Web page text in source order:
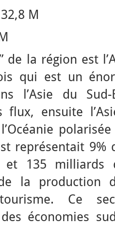
M
de la région est
qui est un
l’Asie du
flux, ensuite
représentait
et 135 milliards
la production
Ce
économies